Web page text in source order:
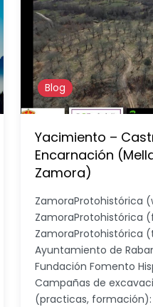
Blog
Yacimiento –
Encarnación
Zamora)
ZamoraProtohistórica
ZamoraProtohistórica
ZamoraProtohistórica
Ayuntamiento de
Fundación Fomento
Campañas de
(practicas, formación):